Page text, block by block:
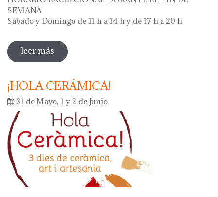
SEMANA
Sábado y Domingo de 11 h a 14 h y de 17 h a 20 h
leer más sobre diada de la flor - l'ou com balla a la
font
¡HOLA CERÁMICA!
31 de Mayo, 1 y 2 de Junio